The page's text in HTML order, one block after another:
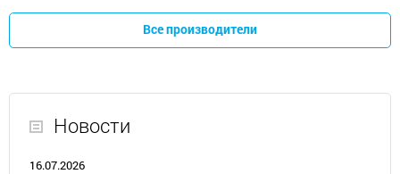
Все производители
Новости
16.07.2026